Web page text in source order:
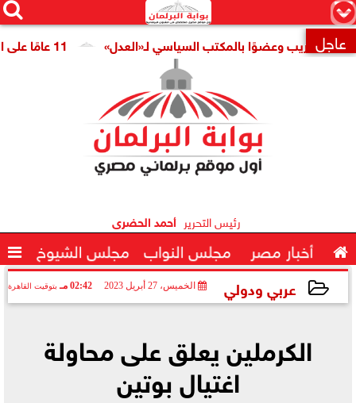
×


 عاجل 11 عامًا على افتتاح قناة السويس الجديدة.. النائبة مروة قنصوة: رؤية الدولة حولت الممر الملاحي إلى مركز اقتصادي عالمي وعضوًا بالمكتب السياسي لـ«العدل»
رئيس التحرير أحمد الحضرى
 أخبار مصر مجلس النواب مجلس الشيوخ 
عربي ودولي الخميس، 27 أبريل 2023 02:42 مـ بتوقيت القاهرة
الكرملين يعلق على محاولة
اغتيال بوتين